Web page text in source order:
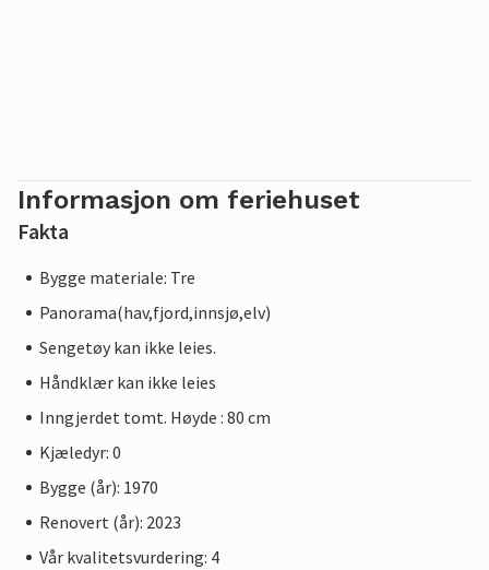
Informasjon om feriehuset
Fakta
Bygge materiale: Tre
Panorama(hav,fjord,innsjø,elv)
Sengetøy kan ikke leies.
Håndklær kan ikke leies
Inngjerdet tomt. Høyde : 80 cm
Kjæledyr: 0
Bygge (år): 1970
Renovert (år): 2023
Vår kvalitetsvurdering: 4